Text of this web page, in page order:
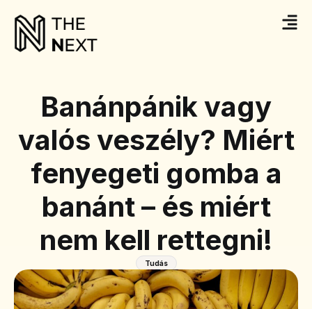
Banánpánik vagy
valós veszély? Miért
fenyegeti gomba a
banánt – és miért
nem kell rettegni!
Tudás